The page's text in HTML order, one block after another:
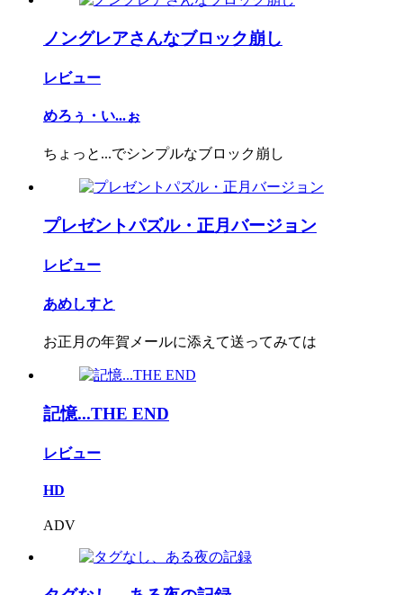
ノングレアさんなブロック崩し
レビュー
めろぅ・い...ぉ
ちょっと...でシンプルなブロック崩し
プレゼントパズル・正月バージョン
レビュー
あめしすと
お正月の年賀メールに添えて送ってみては
記憶...THE END
レビュー
HD
ADV